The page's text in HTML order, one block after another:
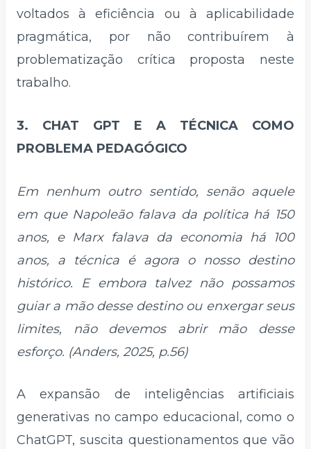
voltados à eficiência ou à aplicabilidade
pragmática, por não contribuírem à
problematização crítica proposta neste
trabalho.
3. CHAT GPT E A TÉCNICA COMO
PROBLEMA PEDAGÓGICO
Em nenhum outro sentido, senão aquele
em que Napoleão falava da política há 150
anos, e Marx falava da economia há 100
anos, a técnica é agora o nosso destino
histórico. E embora talvez não possamos
guiar a mão desse destino ou enxergar seus
limites, não devemos abrir mão desse
esforço. (Anders, 2025, p.56)
A expansão de inteligências artificiais
generativas no campo educacional, como o
ChatGPT, suscita questionamentos que vão